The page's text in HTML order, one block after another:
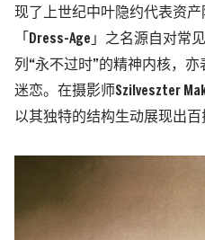
现了上世纪中叶隐约代表资产
「Dress-Age」之名源自对常
列“永不过时”的精神内核，
迷恋。在摄影师Szilveszter
以其独特的结构生动展现出百